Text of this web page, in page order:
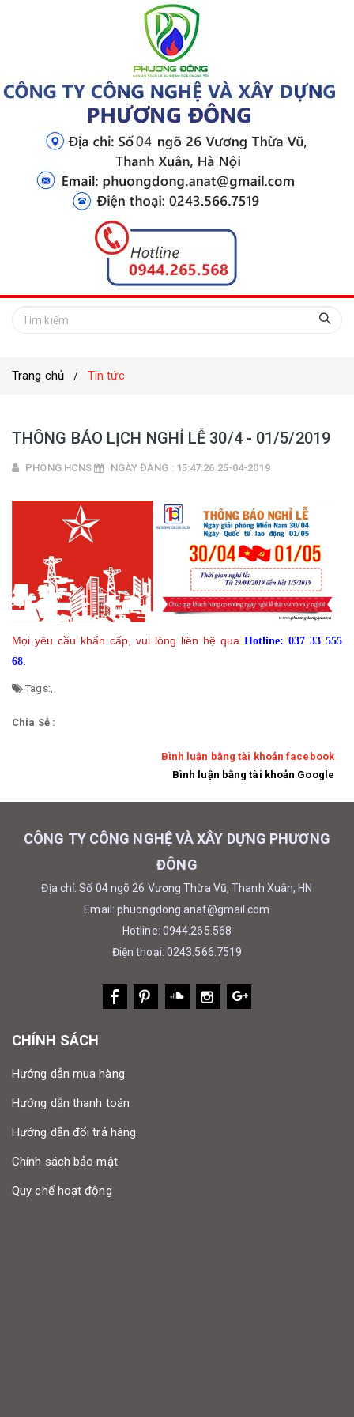
Trang chủ Tin tức
THÔNG BÁO LỊCH NGHỈ LỄ 30/4 - 01/5/2019
PHÒNG HCNS NGÀY ĐĂNG : 15:47:26 25-04-2019
Mọi yêu cầu khẩn cấp, vui lòng liên hệ qua Hotline: 037 33 555
68.
Tags:,
Chia Sẻ :
Bình luận bằng tài khoản facebook
Bình luận bằng tài khoản Google
CÔNG TY CÔNG NGHỆ VÀ XÂY DỰNG PHƯƠNG
ĐÔNG
Địa chỉ: Số 04 ngõ 26 Vương Thừa Vũ, Thanh Xuân, HN
Email: phuongdong.anat@gmail.com
Hotline: 0944.265.568
Điện thoại: 0243.566.7519
CHÍNH SÁCH
Hướng dẫn mua hàng
Hướng dẫn thanh toán
Hướng dẫn đổi trả hàng
Chính sách bảo mật
Quy chế hoạt động